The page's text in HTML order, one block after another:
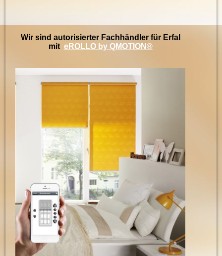
Wir sind autorisierter Fachhändler für Erfal
mit eROLLO by QMOTION®